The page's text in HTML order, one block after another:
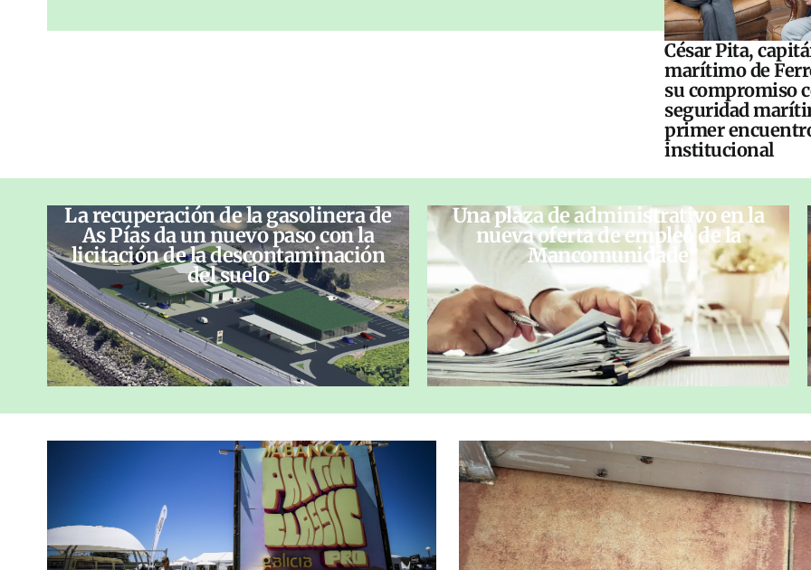
César Pita,
marítimo de
su compromiso
seguridad
primer
institucional
La recuperación de la gasolinera de
As Pías da un nuevo paso con la
licitación de la descontaminación
del suelo
Una plaza de administrativo en la
nueva oferta de empleo de la
Mancomunidade